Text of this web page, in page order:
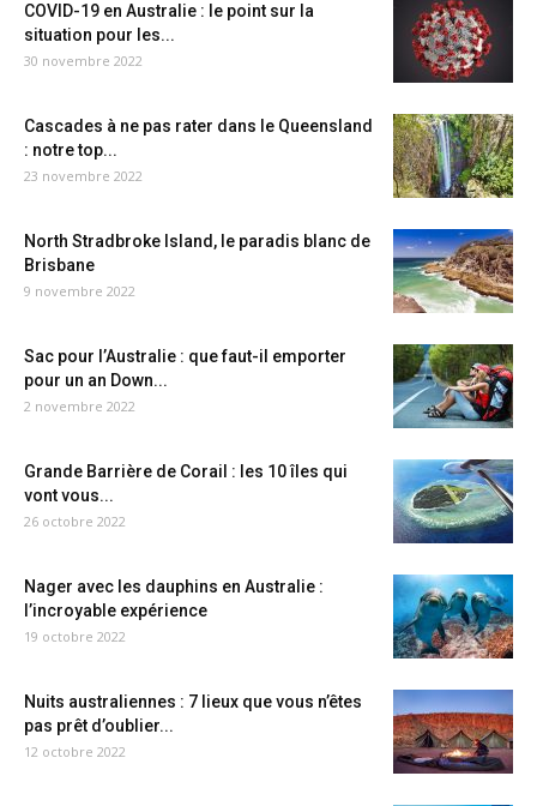
COVID-19 en Australie : le point sur la
situation pour les...
30 novembre 2022
Cascades à ne pas rater dans le Queensland
: notre top...
23 novembre 2022
North Stradbroke Island, le paradis blanc de
Brisbane
9 novembre 2022
Sac pour l’Australie : que faut-il emporter
pour un an Down...
2 novembre 2022
Grande Barrière de Corail : les 10 îles qui
vont vous...
26 octobre 2022
Nager avec les dauphins en Australie :
l’incroyable expérience
19 octobre 2022
Nuits australiennes : 7 lieux que vous n’êtes
pas prêt d’oublier...
12 octobre 2022